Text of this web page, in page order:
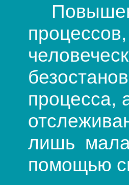
процесса,
лишь
помощью